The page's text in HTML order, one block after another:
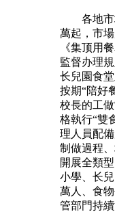
各地市
萬起，市
《集顶用
監督办理
长兒園食
按期“陪好
校長的工
格執行“雙
理人員配
制做過程
開展全類
小學、长
萬人、食
管部門持